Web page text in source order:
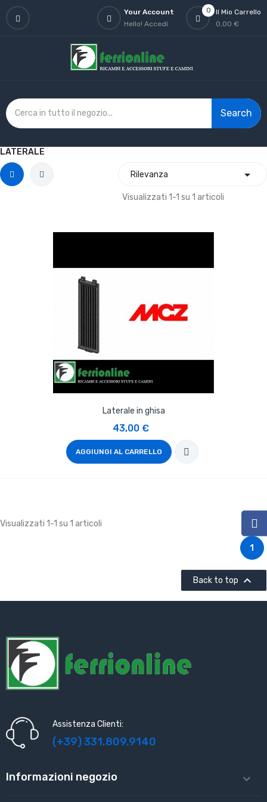
0
Il Mio Carrello
0,00 €
Your Account
Hello! Accedi
Search
LATERALE
Rilevanza 
Visualizzati 1-1 su 1 articoli
Laterale in ghisa
43,00 €
AGGIUNGI AL CARRELLO
Visualizzati 1-1 su 1 articoli
1
Back to top 
Assistenza Clienti:
(+39) 331.809.9140
Informazioni negozio 